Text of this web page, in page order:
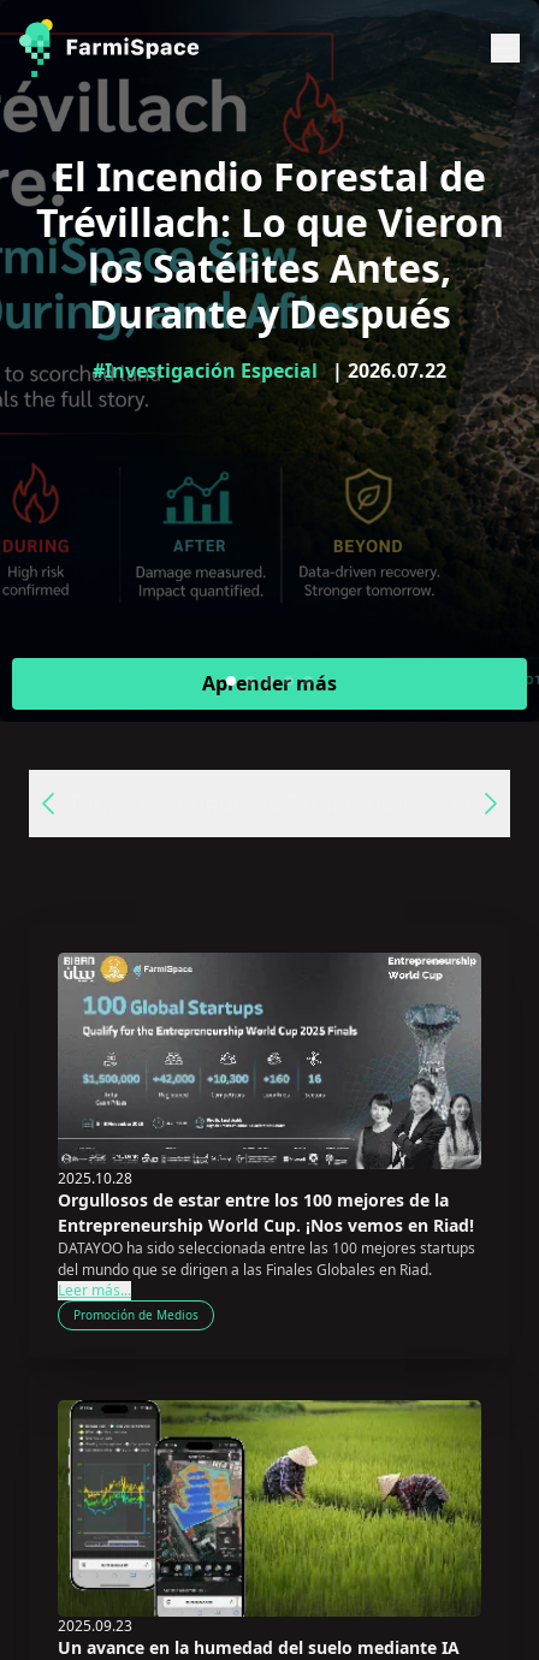
El Incendio Forestal de
Trévillach: Lo que Vieron
los Satélites Antes,
Durante y Después
#Investigación Especial| 2026.07.22
Aprender más
Características de
2025.10.28
Orgullosos de estar entre los 100 mejores de la
Entrepreneurship World Cup. ¡Nos vemos en Riad!
DATAYOO ha sido seleccionada entre las 100 mejores startups
del mundo que se dirigen a las Finales Globales en Riad.
Leer más...
Promoción de Medios
2025.09.23
Un avance en la humedad del suelo mediante IA